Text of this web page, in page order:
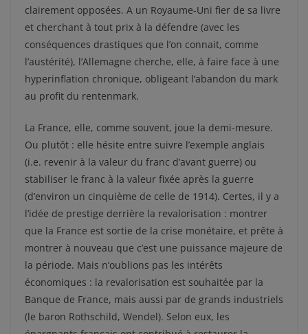
clairement opposées. A un Royaume-Uni fier de sa livre
et cherchant à tout prix à la défendre (avec les
conséquences drastiques que l’on connait, comme
l’austérité), l’Allemagne cherche, elle, à faire face à une
hyperinflation chronique, obligeant l‘abandon du mark
au profit du rentenmark.
La France, elle, comme souvent, joue la demi-mesure.
Ou plutôt : elle hésite entre suivre l’exemple anglais
(i.e. revenir à la valeur du franc d’avant guerre) ou
stabiliser le franc à la valeur fixée après la guerre
(d’environ un cinquième de celle de 1914). Certes, il y a
l’idée de prestige derrière la revalorisation : montrer
que la France est sortie de la crise monétaire, et prête à
montrer à nouveau que c’est une puissance majeure de
la période. Mais n’oublions pas les intérêts
économiques : la revalorisation est souhaitée par la
Banque de France, mais aussi par de grands industriels
(le baron Rothschild, Wendel). Selon eux, les